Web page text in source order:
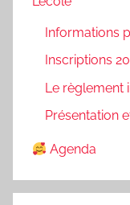
Informations
Inscriptions
Le règlement
Présentation
Agenda